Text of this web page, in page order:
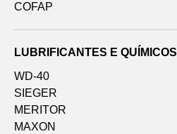
COFAP
LUBRIFICANTES E QUÍMICOS
WD-40
SIEGER
MERITOR
MAXON